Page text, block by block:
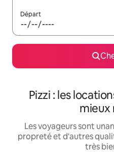
Départ
Pizzi : les
mieux
Les voyageurs sont
propreté et d'autres
très